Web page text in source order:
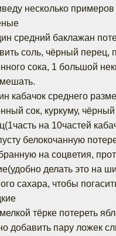
несколько
средний баклажан
соль, чёрный перец,
сока, 1 большой
кабачок среднего
сок, куркуму,
на 10частей
белокочанную
на соцветия,
делать это на
сахара, чтобы
тёрке потереть
добавить пару ложек